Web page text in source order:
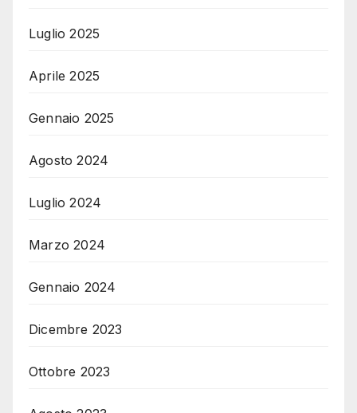
Luglio 2025
Aprile 2025
Gennaio 2025
Agosto 2024
Luglio 2024
Marzo 2024
Gennaio 2024
Dicembre 2023
Ottobre 2023